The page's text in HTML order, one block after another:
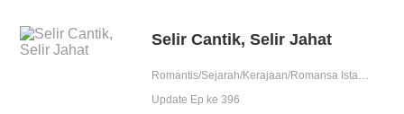
Selir Cantik, Selir Jahat
Romantis/Sejarah/Kerajaan/Romansa Istana/Asmara/Licik/Sombong
Update Ep ke 396